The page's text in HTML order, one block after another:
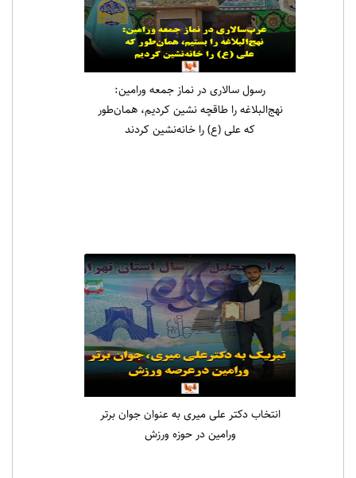
رسول سالاری در نماز جمعه ورامین:
نهج‌البلاغه را طاقچه نشین کردیم، همان‌طور
که علی (ع) را خانه‌نشین کردند
انتخاب دکتر علی میری به عنوان جوان برتر
ورامین در حوزه ورزش